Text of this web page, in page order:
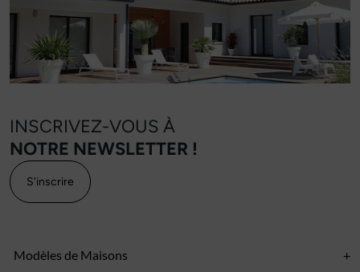
INSCRIVEZ-VOUS À
NOTRE NEWSLETTER !
S'inscrire
Modèles de Maisons